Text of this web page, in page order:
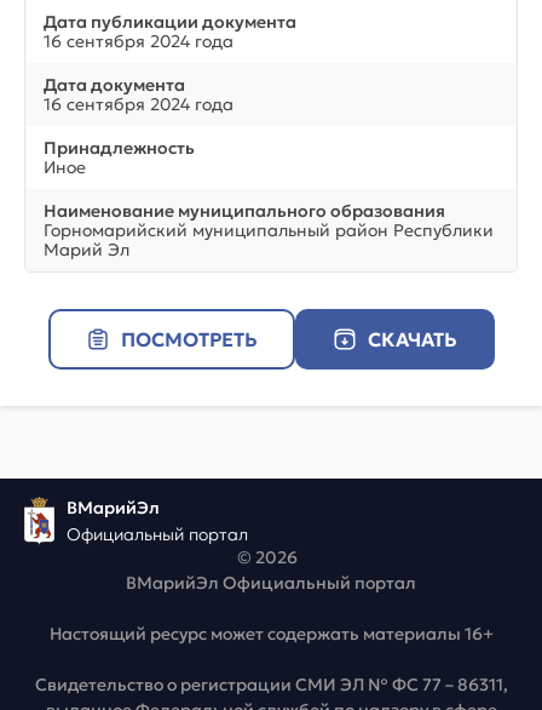
Дата публикации документа
16 сентября 2024 года
Дата документа
16 сентября 2024 года
Принадлежность
Иное
Наименование муниципального образования
Горномарийский муниципальный район Республики
Марий Эл
ПОСМОТРЕТЬ СКАЧАТЬ
ВМарийЭл
Официальный портал
© 2026
ВМарийЭл Официальный портал
Настоящий ресурс может содержать материалы 16+
Свидетельство о регистрации СМИ ЭЛ № ФС 77 – 86311,